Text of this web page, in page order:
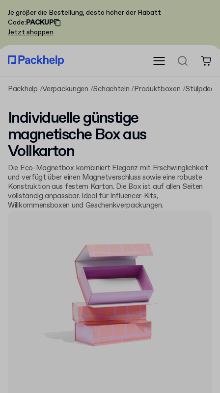
Je größer die Bestellung, desto höher der Rabatt
Code:PACKUP
Jetzt shoppen
Packhelp Verpackungen Schachteln Produktboxen
Individuelle günstige
magnetische Box aus
Vollkarton
Die Eco-Magnetbox kombiniert Eleganz mit Erschwinglichkeit
und verfügt über einen Magnetverschluss sowie eine robuste
Konstruktion aus festem Karton. Die Box ist auf allen Seiten
vollständig anpassbar. Ideal für Influencer-Kits,
Willkommensboxen und Geschenkverpackungen.